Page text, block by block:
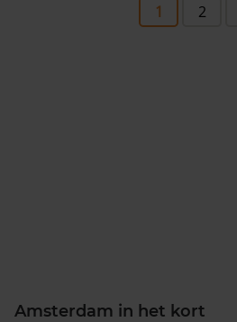
1 2
Amsterdam in het kort